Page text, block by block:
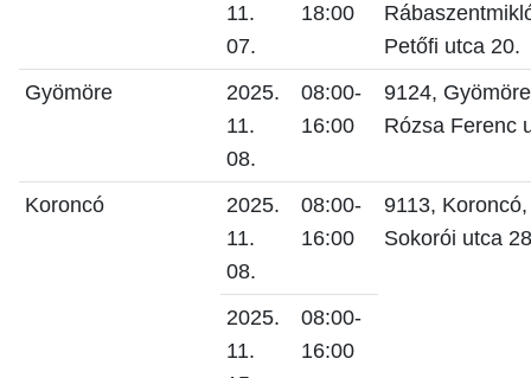
11.
07.
18:00
Petőfi utca 20.
Gyömöre
2025.
11.
08.
08:00-
16:00
9124,
Rózsa Ferenc
Koroncó
2025.
11.
08.
08:00-
16:00
9113, Koroncó,
Sokorói utca
2025.
11.
08:00-
16:00